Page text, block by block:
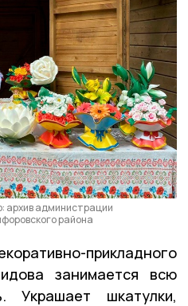
архив администрации
района
прикладного
занимается всю
Украшает шкатулки,